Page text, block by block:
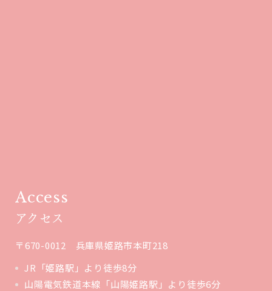
Access
アクセス
〒670-0012 兵庫県姫路市本町218
JR「姫路駅」より徒歩8分
山陽電気鉄道本線「山陽姫路駅」より徒歩6分